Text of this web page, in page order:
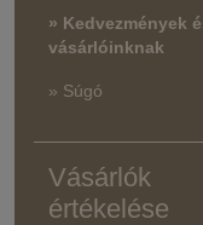
» Kedvezmények
vásárlóinknak
» Súgó
Vásárlók
értékelése